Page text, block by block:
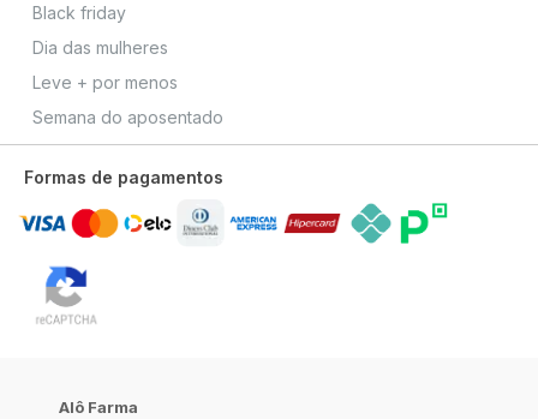
Black friday
Dia das mulheres
Leve + por menos
Semana do aposentado
Formas de pagamentos
Alô Farma